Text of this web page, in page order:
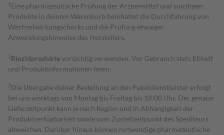
1 Eine pharmazeutische Prüfung der Arzneimittel und sonstigen
Produkte in deinem Warenkorb beinhaltet die Durchführung von
Wechselwirkungschecks und die Prüfung etwaiger
Anwendungshinweise des Herstellers.
2Biozidproduktevorsichtig verwenden. Vor Gebrauch stets Etikett
und Produktinformationen lesen.
3Die Übergabe deiner Bestellung an den Paketdienstleister erfolgt
bei uns werktags von Montag bis Freitag bis 18:00 Uhr. Der genaue
Lieferzeitpunkt kann je nach Region und in Abhängigkeit der
Produktverfügbarkeit sowie vom Zustellzeitpunkt des Spediteurs
abweichen. Darüber hinaus können notwendige pharmazeutische